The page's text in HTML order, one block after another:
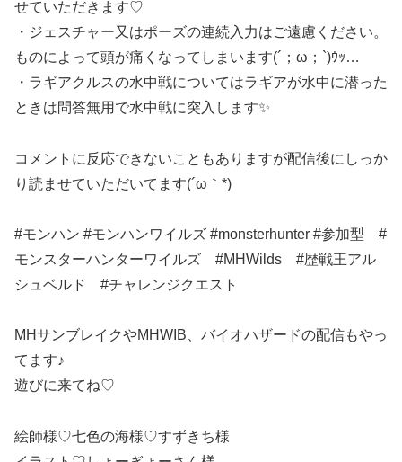
せていただきます♡
・ジェスチャー又はポーズの連続入力はご遠慮ください。
ものによって頭が痛くなってしまいます(´；ω；`)ｳｯ…
・ラギアクルスの水中戦についてはラギアが水中に潜った
ときは問答無用で水中戦に突入します✨
コメントに反応できないこともありますが配信後にしっか
り読ませていただいてます(´ω｀*)
#モンハン #モンハンワイルズ #monsterhunter #参加型 #
モンスターハンターワイルズ #MHWilds #歴戦王アル
シュベルド #チャレンジクエスト
MHサンブレイクやMHWIB、バイオハザードの配信もやっ
てます♪
遊びに来てね♡
絵師様♡七色の海様♡すずきち様